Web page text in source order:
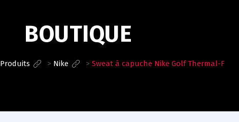
BOUTIQUE
Produits > Nike > Sweat à capuche Nike Golf Thermal-F